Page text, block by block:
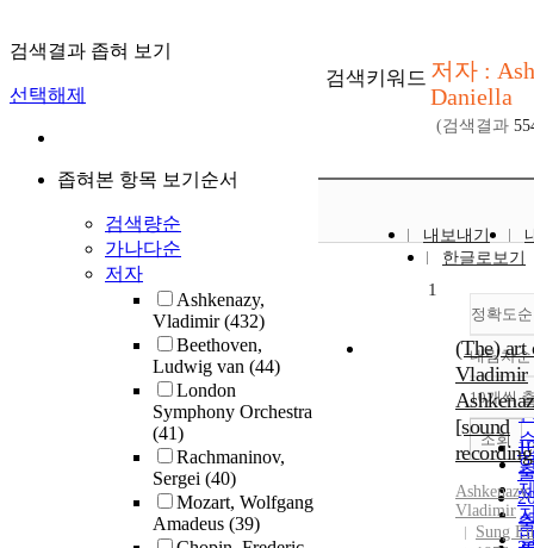
검색결과 좁혀 보기
선택해제
좁혀본 항목 보기순서
검색량순
가나다순
저자
Ashkenazy,
Vladimir(432)
Beethoven,
Ludwig van (44)
London
Symphony Orchestra
(41)
Rachmaninov,
Sergei (40)
Mozart, Wolfgang
Amadeus (39)
검색키워드 저자 :
Daniella
(검색결과
내보내기
한글로보기
정확도순
내림차순
10개씩
조회
1
(The) art
Vladimir
[sound
Ashkenazy,
Vladimir
Sung